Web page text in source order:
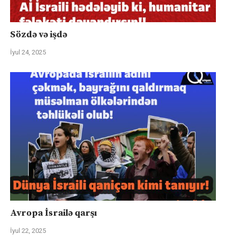
Sözdə və işdə
İyul 24, 2025
Avropa İsrailə qarşı
İyul 22, 2025